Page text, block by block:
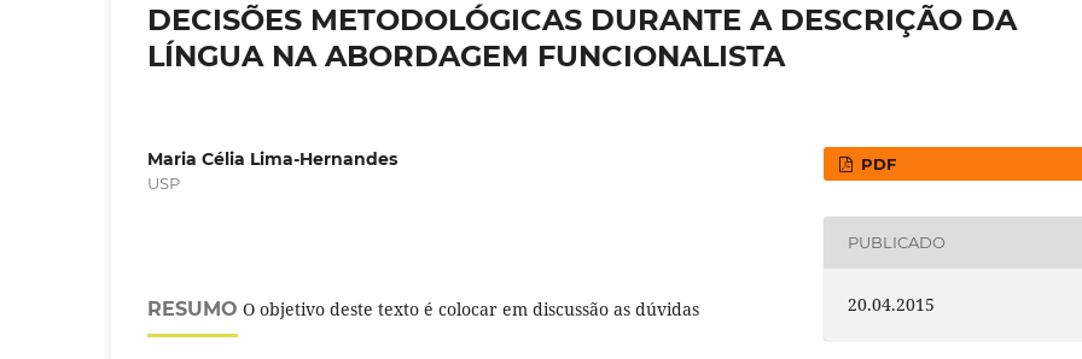
DECISÕES METODOLÓGICAS DURANTE A DESCRIÇÃO DA
LÍNGUA NA ABORDAGEM FUNCIONALISTA
Maria Célia Lima-Hernandes
USP
RESUMO O objetivo deste texto é colocar em discussão as dúvidas
PDF
PUBLICADO
20.04.2015